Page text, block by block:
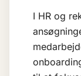
I HR og